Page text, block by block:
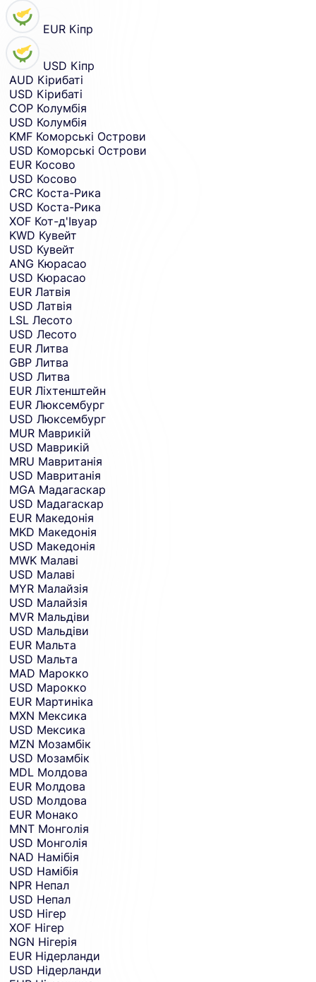
EUR Кіпр
USD Кіпр
AUD Кірибаті
USD Кірибаті
COP Колумбія
USD Колумбія
KMF Коморські Острови
USD Коморські Острови
EUR Косово
USD Косово
CRC Коста-Рика
USD Коста-Рика
XOF Кот-д'Івуар
KWD Кувейт
USD Кувейт
ANG Кюрасао
USD Кюрасао
EUR Латвія
USD Латвія
LSL Лесото
USD Лесото
EUR Литва
GBP Литва
USD Литва
EUR Ліхтенштейн
EUR Люксембург
USD Люксембург
MUR Маврикій
USD Маврикій
MRU Мавританія
USD Мавританія
MGA Мадагаскар
USD Мадагаскар
EUR Македонія
MKD Македонія
USD Македонія
MWK Малаві
USD Малаві
MYR Малайзія
USD Малайзія
MVR Мальдіви
USD Мальдіви
EUR Мальта
USD Мальта
MAD Марокко
USD Марокко
EUR Мартиніка
MXN Мексика
USD Мексика
MZN Мозамбік
USD Мозамбік
MDL Молдова
EUR Молдова
USD Молдова
EUR Монако
MNT Монголія
USD Монголія
NAD Намібія
USD Намібія
NPR Непал
USD Непал
USD Нігер
XOF Нігер
NGN Нігерія
EUR Нідерланди
USD Нідерланди